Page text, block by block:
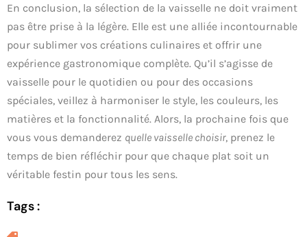
En conclusion, la sélection de la vaisselle ne doit vraiment
pas être prise à la légère. Elle est une alliée incontournable
pour sublimer vos créations culinaires et offrir une
expérience gastronomique complète. Qu’il s’agisse de
vaisselle pour le quotidien ou pour des occasions
spéciales, veillez à harmoniser le style, les couleurs, les
matières et la fonctionnalité. Alors, la prochaine fois que
vous vous demanderez quelle vaisselle choisir, prenez le
temps de bien réfléchir pour que chaque plat soit un
véritable festin pour tous les sens.
Tags :